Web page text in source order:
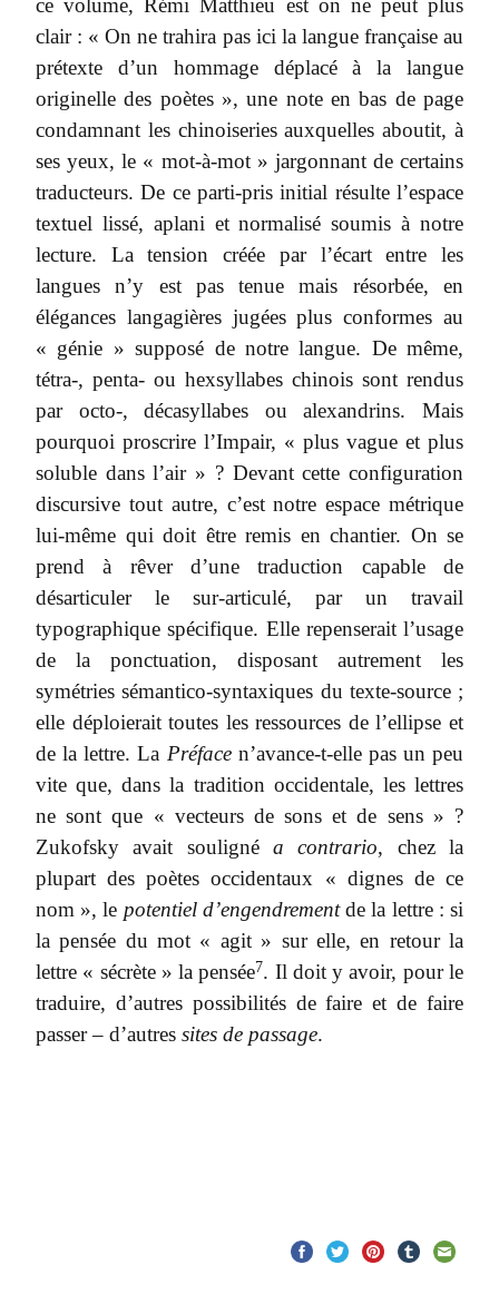
ce volume, Rémi Matthieu est on ne peut plus
clair : « On ne trahira pas ici la langue française au
prétexte d’un hommage déplacé à la langue
originelle des poètes », une note en bas de page
condamnant les chinoiseries auxquelles aboutit, à
ses yeux, le « mot-à-mot » jargonnant de certains
traducteurs. De ce parti-pris initial résulte l’espace
textuel lissé, aplani et normalisé soumis à notre
lecture. La tension créée par l’écart entre les
langues n’y est pas tenue mais résorbée, en
élégances langagières jugées plus conformes au
« génie » supposé de notre langue. De même,
tétra-, penta- ou hexsyllabes chinois sont rendus
par octo-, décasyllabes ou alexandrins. Mais
pourquoi proscrire l’Impair, « plus vague et plus
soluble dans l’air » ? Devant cette configuration
discursive tout autre, c’est notre espace métrique
lui-même qui doit être remis en chantier. On se
prend à rêver d’une traduction capable de
désarticuler le sur-articulé, par un travail
typographique spécifique. Elle repenserait l’usage
de la ponctuation, disposant autrement les
symétries sémantico-syntaxiques du texte-source ;
elle déploierait toutes les ressources de l’ellipse et
de la lettre. La Préfacen’avance-t-elle pas un peu
vite que, dans la tradition occidentale, les lettres
ne sont que « vecteurs de sons et de sens » ?
Zukofsky avait souligné a contrario, chez la
plupart des poètes occidentaux « dignes de ce
nom », le potentiel d’engendrementde la lettre : si
la pensée du mot « agit » sur elle, en retour la
lettre « sécrète » la pensée7. Il doit y avoir, pour le
traduire, d’autres possibilités de faire et de faire
passer – d’autres sites de passage.